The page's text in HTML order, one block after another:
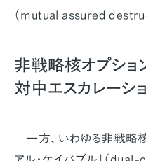
（mutual assured
非戦略核オプショ
対中エスカレーシ
一方、いわゆる非戦略